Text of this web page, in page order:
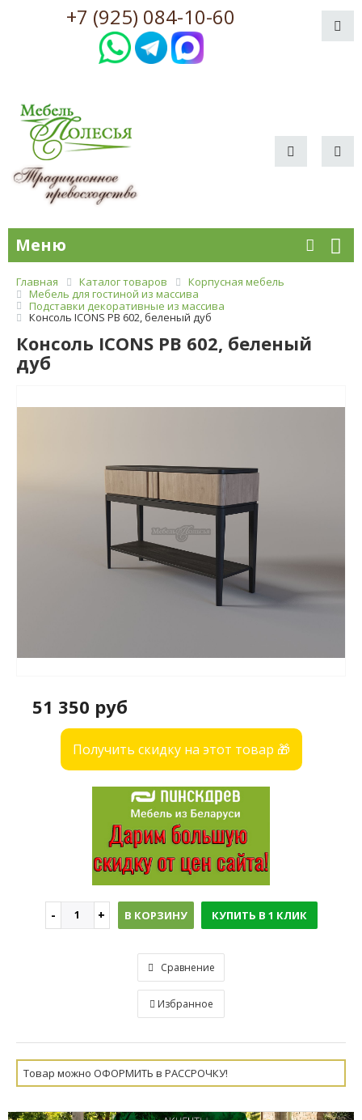
+7 (925) 084-10-60
Меню
Главная Каталог товаров
Корпусная мебель
Мебель для гостиной из массива
Подставки декоративные из массива
Консоль ICONS РВ 602, беленый дуб
Консоль ICONS РВ 602, беленый
дуб
51 350 руб
Получить скидку на этот товар 🎁
В КОРЗИНУ КУПИТЬ В 1 КЛИК
Сравнение
Избранное
Товар можно ОФОРМИТЬ в РАССРОЧКУ!